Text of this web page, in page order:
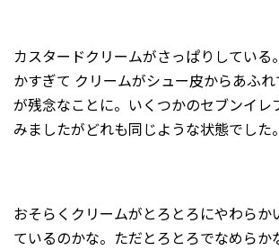
カスタードクリームがさっぱりしている
かすぎて クリームがシュー皮からあふ
が残念なことに。いくつかのセブンイレ
みましたがどれも同じような状態でした。
おそらくクリームがとろとろにやわらか
ているのかな。ただとろとろでなめらか